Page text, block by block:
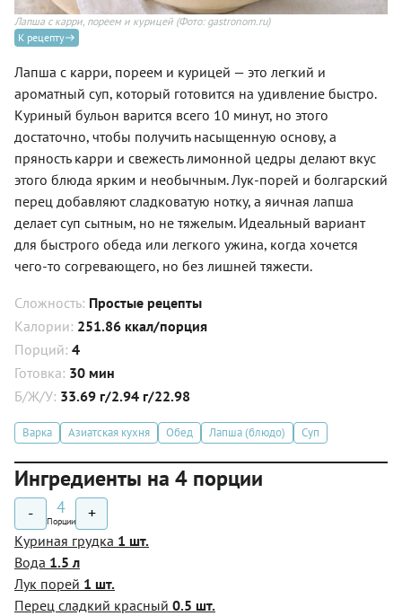
Лапша с карри, пореем и курицей (Фото: gastronom.ru)
К рецепту
Лапша с карри, пореем и курицей — это легкий и
ароматный суп, который готовится на удивление быстро.
Куриный бульон варится всего 10 минут, но этого
достаточно, чтобы получить насыщенную основу, а
пряность карри и свежесть лимонной цедры делают вкус
этого блюда ярким и необычным. Лук-порей и болгарский
перец добавляют сладковатую нотку, а яичная лапша
делает суп сытным, но не тяжелым. Идеальный вариант
для быстрого обеда или легкого ужина, когда хочется
чего-то согревающего, но без лишней тяжести.
Сложность: Простые рецепты
Калории: 251.86 ккал/порция
Порций: 4
Готовка: 30 мин
Б/Ж/У: 33.69 г/2.94 г/22.98
Варка Азиатская кухня Обед Лапша (блюдо) Суп
Ингредиенты на 4 порции
- 4
Порции +
Куриная грудка 1 шт.
Вода 1.5 л
Лук порей 1 шт.
Перец сладкий красный 0.5 шт.